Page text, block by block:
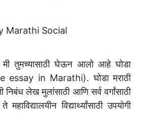
Marathi Social
तुमच्यासाठी घेऊन आलो आहे घोडा
essay in Marathi). घोडा मराठी
निबंध लेख मुलांसाठी आणि सर्व वर्गांसाठी
विद्यार्थ्यांसाठी उपयोगी